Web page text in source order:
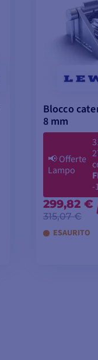
Blocco
8 mm
📢Offerte
Lampo
-
299,82 €
315,07 €
ESAURITO